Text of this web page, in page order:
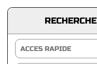
RECHERCHE